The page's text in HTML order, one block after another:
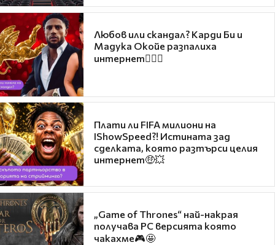
Любов или скандал? Карди Би и
Мадука Окойе разпалиха
интернет❤️‍🔥🔥
Плати ли FIFA милиони на
IShowSpeed?! Истината зад
сделката, която разтърси целия
интернет🤑💥
„Game of Thrones“ най-накрая
получава PC версията която
чакахме🎮🤩